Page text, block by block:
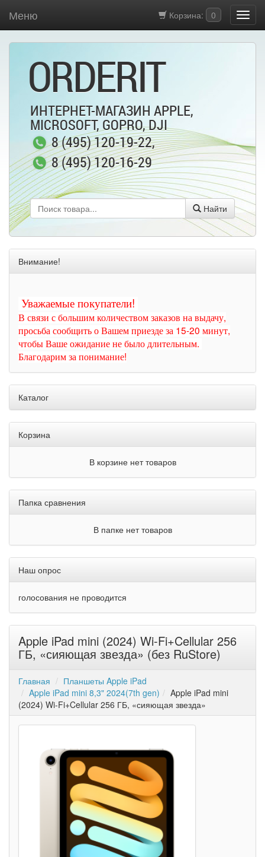
Корзина: 0
Меню
ORDERIT
ИНТЕРНЕТ-МАГАЗИН APPLE,
MICROSOFT, GOPRO, DJI
8 (495) 120-19-22,
8 (495) 120-16-29
Найти
Внимание!
Уважаемые покупатели!
В связи с большим количеством заказов на выдачу,
просьба сообщить о Вашем приезде за 15-20 минут,
чтобы Ваше ожидание не было длительным.
Благодарим за понимание!
Каталог
Корзина
В корзине нет товаров
Папка сравнения
В папке нет товаров
Наш опрос
голосования не проводится
Apple iPad mini (2024) Wi-Fi+Cellular 256
ГБ, «сияющая звезда» (без RuStore)
Главная
Планшеты Apple iPad
Apple iPad mini 8,3" 2024(7th gen)
Apple iPad mini
(2024) Wi-Fi+Cellular 256 ГБ, «сияющая звезда»